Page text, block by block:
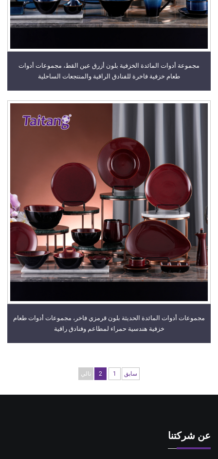
مجموعة أدوات المائدة الخزفية بلون أزرق عين القط، مجموعات أدوات
طعام خزفية فاخرة للفنادق الراقية والمنتجعات الساحلية
مجموعات أدوات المائدة الحديثة بلون قرمزي فاخر، مجموعات أدوات طعام
خزفية هندسية حمراء لمطاعم وفنادق راقية
سابق 1
2 تالي
عن شركتنا